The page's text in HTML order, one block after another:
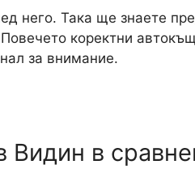
него. Така ще знаете
коректни
за внимание.
Видин в